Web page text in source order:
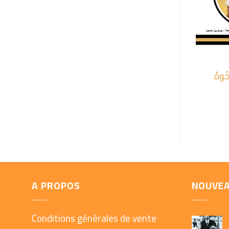
+
A PROPOS
Conditions générales de vente